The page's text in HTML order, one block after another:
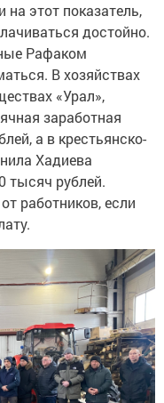
этот показатель,
достойно.
Рафаком
В хозяйствах
«Урал»,
заработная
а в крестьянско-
Хадиева
тысяч рублей.
работников, если